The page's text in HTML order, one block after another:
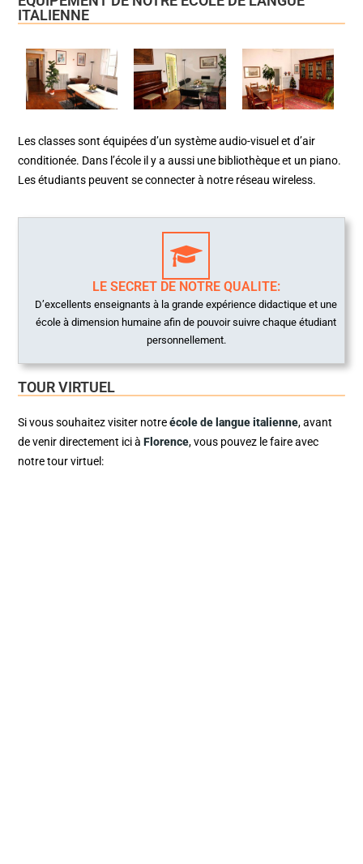
ITALIENNE
Les classes sont équipées d’un système audio-visuel et d’air
conditionée. Dans l’école il y a aussi une bibliothèque et un piano.
Les étudiants peuvent se connecter à notre réseau wireless.
LE SECRET DE NOTRE QUALITE:
D’excellents enseignants à la grande expérience didactique et une
école à dimension humaine afin de pouvoir suivre chaque étudiant
personnellement.
TOUR VIRTUEL
Si vous souhaitez visiter notreécole de langue italienne, avant
de venir directement ici à Florence, vous pouvez le faire avec
notre tour virtuel: